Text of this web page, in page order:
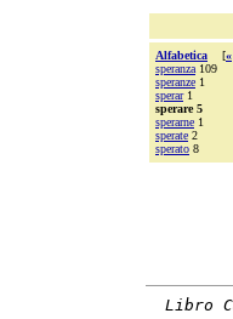
Alfabetica [«
speranza 109
speranze 1
sperar1
sperare 5
sperarne 1
sperate 2
sperato 8
Libro